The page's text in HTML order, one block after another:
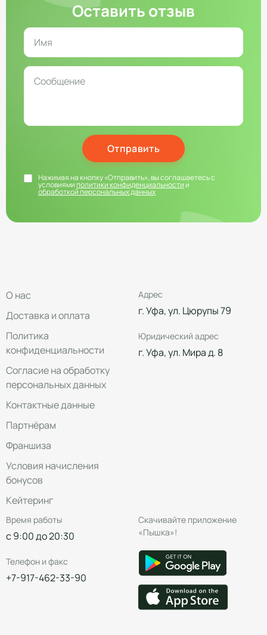
Оставить отзыв
Отправить
Нажимая на кнопку «Отправить», вы соглашаетесь с
условиямиполитики конфиденциальностии
обработкой персональных данных
О нас
Доставка и оплата
Политика
конфиденциальности
Согласие на обработку
персональных данных
Контактные данные
Партнёрам
Франшиза
Условия начисления
бонусов
Кейтеринг
Адрес
г. Уфа, ул. Цюрупы 79
Юридический адрес
г. Уфа, ул. Мира д. 8
Время работы
с 9:00 до 20:30
Телефон и факс
+7-917-462-33-90
Скачивайте приложение
«Пышка»!